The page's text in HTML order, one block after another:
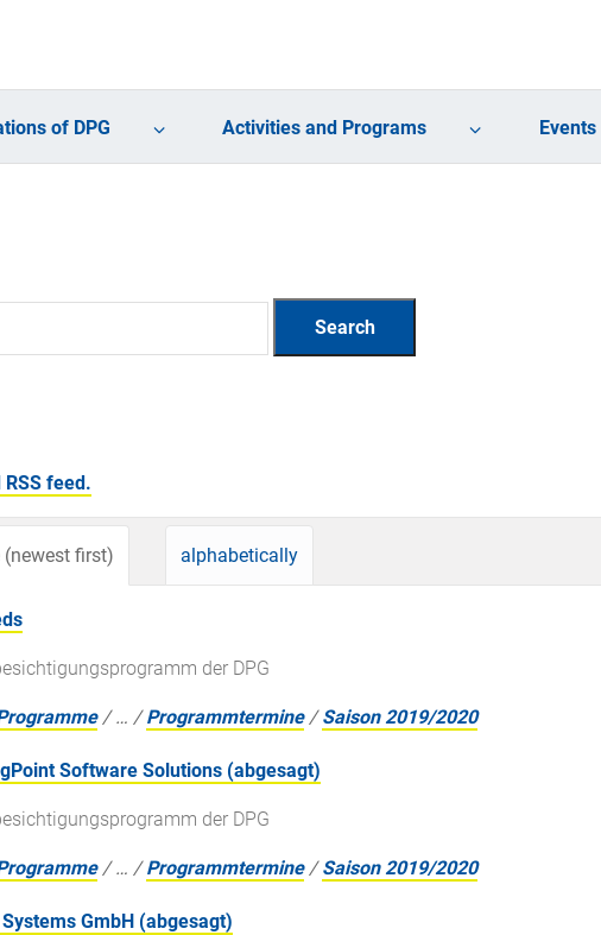
of DPG Activities and Programs Events
feed.
(newest first) alphabetically
der DPG
/… /Programmtermine /Saison 2019/2020
Software Solutions (abgesagt)
der DPG
/… /Programmtermine /Saison 2019/2020
GmbH (abgesagt)